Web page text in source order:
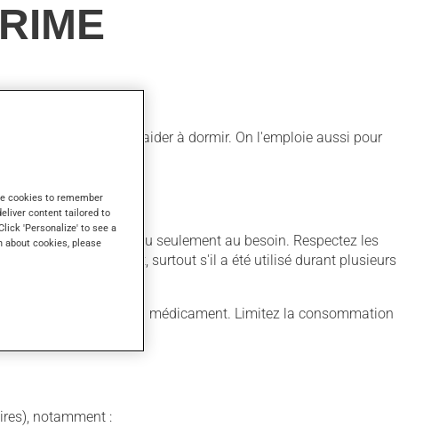
et l'anxiété ou pour aider à dormir. On l'emploie aussi pour
régulièrement ou seulement au besoin. Respectez les
de prendre ce produit, surtout s'il a été utilisé durant plusieurs
augmenter l'effet du médicament. Limitez la consommation
notamment :
cookies to remember
content tailored to
'Personalize' to see a
cookies, please